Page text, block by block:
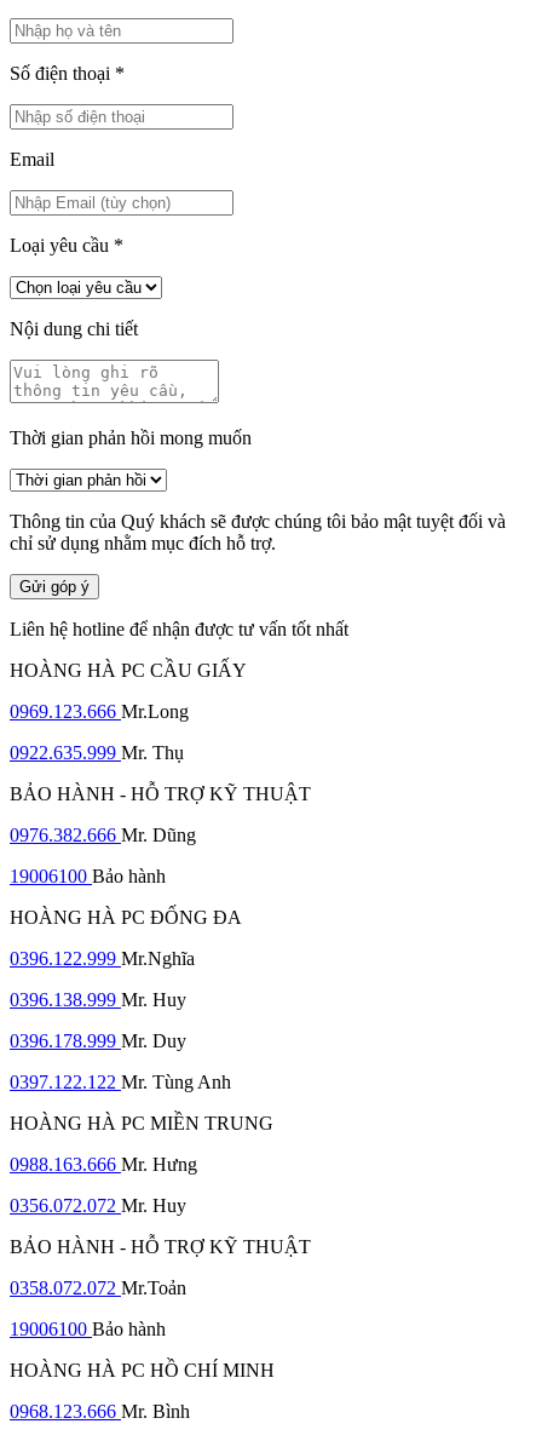
Số điện thoại *
Email
Loại yêu cầu *
Nội dung chi tiết
Thời gian phản hồi mong muốn
Thông tin của Quý khách sẽ được chúng tôi bảo mật tuyệt đối và
chỉ sử dụng nhằm mục đích hỗ trợ.
Gửi góp ý
Liên hệ hotline để nhận được tư vấn tốt nhất
HOÀNG HÀ PC CẦU GIẤY
0969.123.666 Mr.Long
0922.635.999 Mr. Thụ
BẢO HÀNH - HỖ TRỢ KỸ THUẬT
0976.382.666 Mr. Dũng
19006100 Bảo hành
HOÀNG HÀ PC ĐỐNG ĐA
0396.122.999 Mr.Nghĩa
0396.138.999 Mr. Huy
0396.178.999 Mr. Duy
0397.122.122 Mr. Tùng Anh
HOÀNG HÀ PC MIỀN TRUNG
0988.163.666 Mr. Hưng
0356.072.072 Mr. Huy
BẢO HÀNH - HỖ TRỢ KỸ THUẬT
0358.072.072 Mr.Toản
19006100 Bảo hành
HOÀNG HÀ PC HỒ CHÍ MINH
0968.123.666 Mr. Bình